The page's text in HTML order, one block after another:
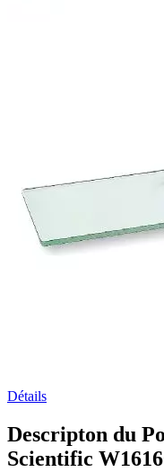
Détails
Descripton du
Scientific